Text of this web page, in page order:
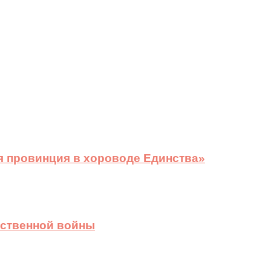
в хороводе Единства»
войны